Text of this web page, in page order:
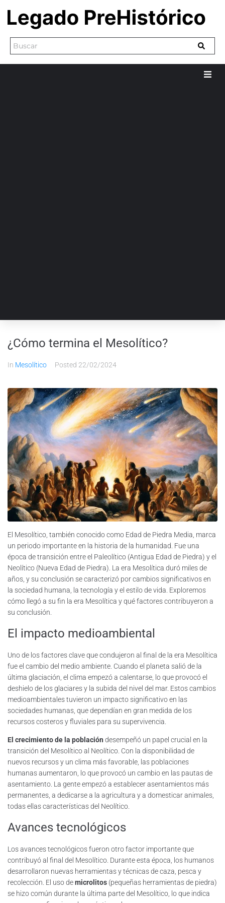
¿Cómo termina el Mesolítico?
In Mesolítico Posted 22/02/2024
El Mesolítico, también conocido como Edad de Piedra Media, marca
un periodo importante en la historia de la humanidad. Fue una
época de transición entre el Paleolítico (Antigua Edad de Piedra) y el
Neolítico (Nueva Edad de Piedra). La era Mesolítica duró miles de
años, y su conclusión se caracterizó por cambios significativos en
la sociedad humana, la tecnología y el estilo de vida. Exploremos
cómo llegó a su fin la era Mesolítica y qué factores contribuyeron a
su conclusión.
El impacto medioambiental
Uno de los factores clave que condujeron al final de la era Mesolítica
fue el cambio del medio ambiente. Cuando el planeta salió de la
última glaciación, el clima empezó a calentarse, lo que provocó el
deshielo de los glaciares y la subida del nivel del mar. Estos cambios
medioambientales tuvieron un impacto significativo en las
sociedades humanas, que dependían en gran medida de los
recursos costeros y fluviales para su supervivencia.
El crecimiento de la población desempeñó un papel crucial en la
transición del Mesolítico al Neolítico. Con la disponibilidad de
nuevos recursos y un clima más favorable, las poblaciones
humanas aumentaron, lo que provocó un cambio en las pautas de
asentamiento. La gente empezó a establecer asentamientos más
permanentes, a dedicarse a la agricultura y a domesticar animales,
todas ellas características del Neolítico.
Avances tecnológicos
Los avances tecnológicos fueron otro factor importante que
contribuyó al final del Mesolítico. Durante esta época, los humanos
desarrollaron nuevas herramientas y técnicas de caza, pesca y
recolección. El uso demicrolitos (pequeñas herramientas de piedra)
se hizo común durante la última parte del Mesolítico, lo que indica